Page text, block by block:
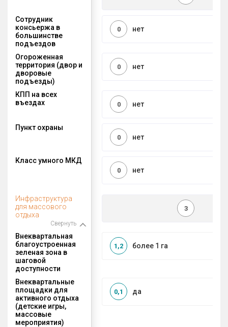
Сотрудник
консьержа в
большинстве
подъездов
нет
0
Огороженная
территория (двор и
дворовые
подъезды)
нет
0
КПП на всех
въездах
нет
0
Пункт охраны
нет
0
Класс умного МКД
нет
0
Инфраструктура
для массового
отдыха
Свернуть
3
Внеквартальная
благоустроенная
зеленая зона в
шаговой
доступности
более 1 га
1,2
Внеквартальные
площадки для
активного отдыха
(детские игры,
массовые
мероприятия)
да
0,1